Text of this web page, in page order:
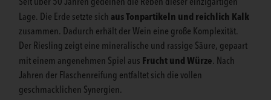
Seit über 50 Jahren gedeihen die Reben dieser einzigartigen
Lage. Die Erde setzte sich aus Tonpartikeln und reichlich Kalk
zusammen. Dadurch erhält der Wein eine große Komplexität.
Der Riesling zeigt eine mineralische und rassige Säure, gepaart
mit einem angenehmen Spiel aus Frucht und Würze. Nach
Jahren der Flaschenreifung entfaltet sich die vollen
geschmacklichen Synergien.